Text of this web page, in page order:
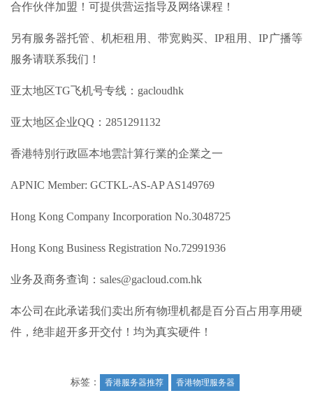
合作伙伴加盟！可提供营运指导及网络课程！
另有服务器托管、机柜租用、带宽购买、IP租用、IP广播等
服务请联系我们！
亚太地区TG飞机号专线：gacloudhk
亚太地区企业QQ：2851291132
香港特別行政區本地雲計算行業的企業之一
APNIC Member: GCTKL-AS-AP AS149769
Hong Kong Company Incorporation No.3048725
Hong Kong Business Registration No.72991936
业务及商务查询：sales@gacloud.com.hk
本公司在此承诺我们卖出所有物理机都是百分百占用享用硬
件，绝非超开多开交付！均为真实硬件！
标签： 香港服务器推荐 香港物理服务器